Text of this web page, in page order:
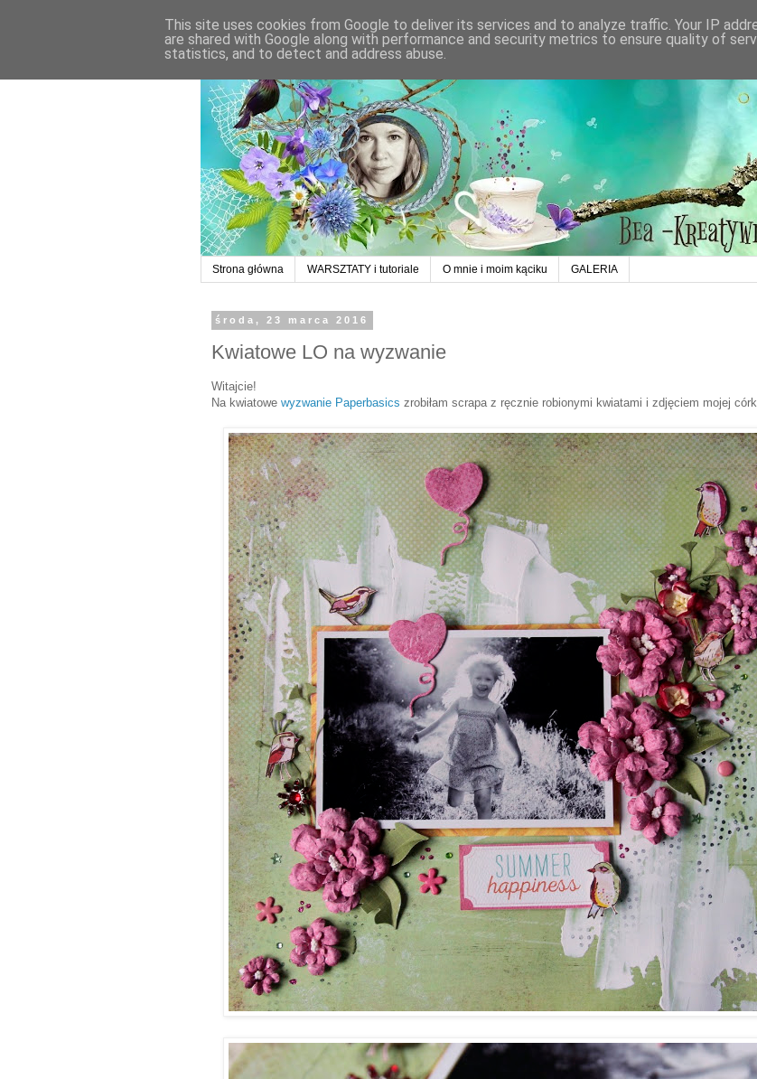
Strona główna WARSZTATY i tutoriale O mnie i moim kąciku GALERIA
środa, 23 marca 2016
Kwiatowe LO na wyzwanie
Witajcie!
Na kwiatowe wyzwanie Paperbasics zrobiłam scrapa z ręcznie robionymi kwiatami i zdjęciem mojej
This site uses cookies from Google to deliver its services and to analyze traffic. Your IP
are shared with Google along with performance and security metrics to ensure quality of
statistics, and to detect and address abuse.